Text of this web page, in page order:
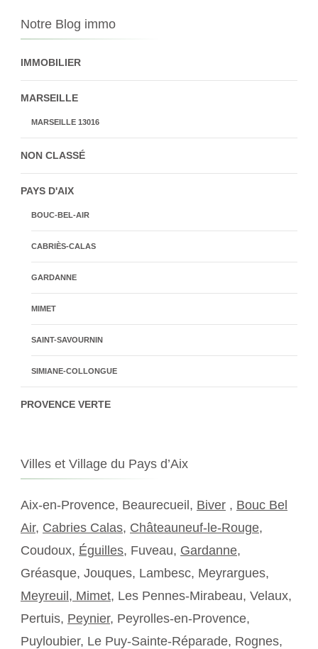
Notre Blog immo
IMMOBILIER
MARSEILLE
MARSEILLE 13016
NON CLASSÉ
PAYS D'AIX
BOUC-BEL-AIR
CABRIÈS-CALAS
GARDANNE
MIMET
SAINT-SAVOURNIN
SIMIANE-COLLONGUE
PROVENCE VERTE
Villes et Village du Pays d’Aix
Aix-en-Provence, Beaurecueil, Biver , Bouc Bel
Air, Cabries Calas, Châteauneuf-le-Rouge,
Coudoux, Éguilles, Fuveau, Gardanne,
Gréasque, Jouques, Lambesc, Meyrargues,
Meyreuil, Mimet, Les Pennes-Mirabeau, Velaux,
Pertuis, Peynier, Peyrolles-en-Provence,
Puyloubier, Le Puy-Sainte-Réparade, Rognes,